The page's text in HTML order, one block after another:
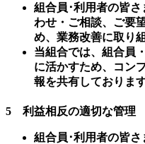
組合員･利用者の皆
わせ・ご相談、ご要
め、業務改善に取り
当組合では、組合員
に活かすため、コン
報を共有しております
5 利益相反の適切な管理
組合員･利用者の皆